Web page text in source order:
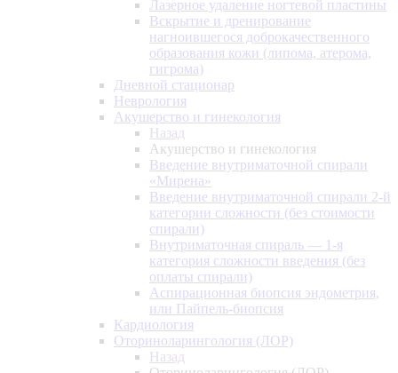
Лазерное удаление ногтевой пластины
Вскрытие и дренирование
нагноившегося доброкачественного
образования кожи (липома, атерома,
гигрома)
Дневной стационар
Неврология
Акушерство и гинекология
Назад
Акушерство и гинекология
Введение внутриматочной спирали
«Мирена»
Введение внутриматочной спирали 2-й
категории сложности (без стоимости
спирали)
Внутриматочная спираль — 1-я
категория сложности введения (без
оплаты спирали)
Аспирационная биопсия эндометрия,
или Пайпель-биопсия
Кардиология
Оториноларингология (ЛОР)
Назад